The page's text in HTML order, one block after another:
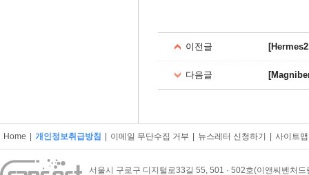
이전글
다음글
Home 개인정보취급방침 이메일 무단수집 거부 뉴스레터 신청하기 사이트맵
서울시 구로구 디지털로33길 55, 501 · 502호(이앤씨벤처드